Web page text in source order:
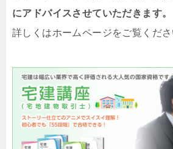
にアドバイスさせていただきます。
詳しくはホームページをご覧くださ